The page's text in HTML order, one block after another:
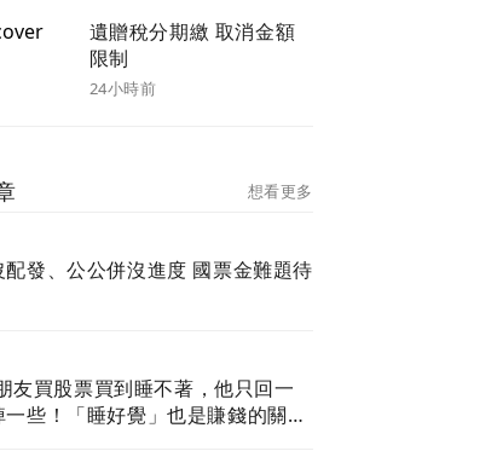
遺贈稅分期繳 取消金額
限制
24小時前
想看更多
、公公併沒進度 國票金難題待
友買股票買到睡不著，他只回一
些！「睡好覺」也是賺錢的關鍵